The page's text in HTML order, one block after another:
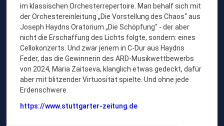
im klassischen Orchesterrepertoire. Man behalf sich mit
der Orchestereinleitung „Die Vorstellung des Chaos“ aus
Joseph Haydns Oratorium „Die Schöpfung“ - der aber
nicht die Erschaffung des Lichts folgte, sondern: eines
Cellokonzerts. Und zwar jenem in C-Dur aus Haydns
Feder, das die Gewinnerin des ARD-Musikwettbewerbs
von 2024, Maria Zaitseva, klanglich etwas gedeckt, dafür
aber mit blitzender Virtuosität spielte. Und ohne jede
Erdenschwere.
https://www.stuttgarter-zeitung.de